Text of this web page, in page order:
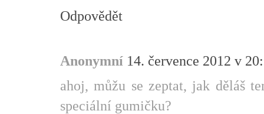
Odpovědět
Anonymní 14. července 2012 v
ahoj, můžu se zeptat, jak děláš
speciální gumičku?